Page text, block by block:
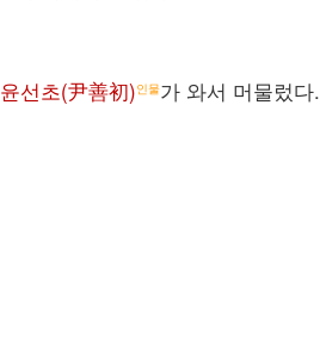
윤선초(尹善初)인물가 와서 머물렀다.